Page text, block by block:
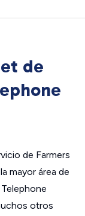
de
de Farmers
mayor área de
otros